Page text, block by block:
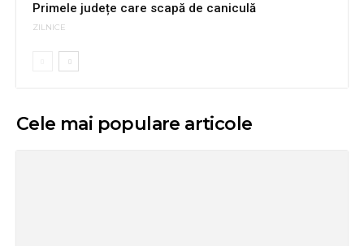
Primele județe care scapă de caniculă
ZILNICE
Cele mai populare articole